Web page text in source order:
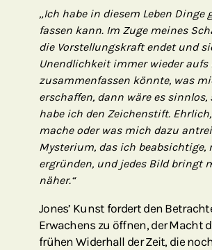
„Ich habe in diesem Leben
fassen kann. Im Zuge meines
die Vorstellungskraft endet und
Unendlichkeit immer wieder aufs
zusammenfassen könnte, was
erschaffen, dann wäre es
habe ich den Zeichenstift.
mache oder was mich dazu
Mysterium, das ich beabsichtige,
ergründen, und jedes Bild bringt
näher.“
Jones’ Kunst fordert den
Erwachens zu öffnen, der Macht
frühen Widerhall der Zeit, die